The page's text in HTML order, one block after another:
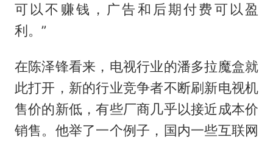
可以不赚钱，广告和后期付费可以盈
利。”
在陈泽锋看来，电视行业的潘多拉魔盒就
此打开，新的行业竞争者不断刷新电视机
售价的新低，有些厂商几乎以接近成本价
销售。他举了一个例子，国内一些互联网